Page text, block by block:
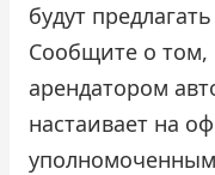
будут
Сообщите о том,
арендатором
настаивает на